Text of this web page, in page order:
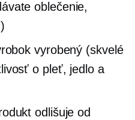
oblečenie,
vyrobený (skvelé
o pleť, jedlo a
odlišuje od